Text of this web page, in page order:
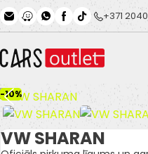
Skip to main content+371
-10%
VW SHARAN